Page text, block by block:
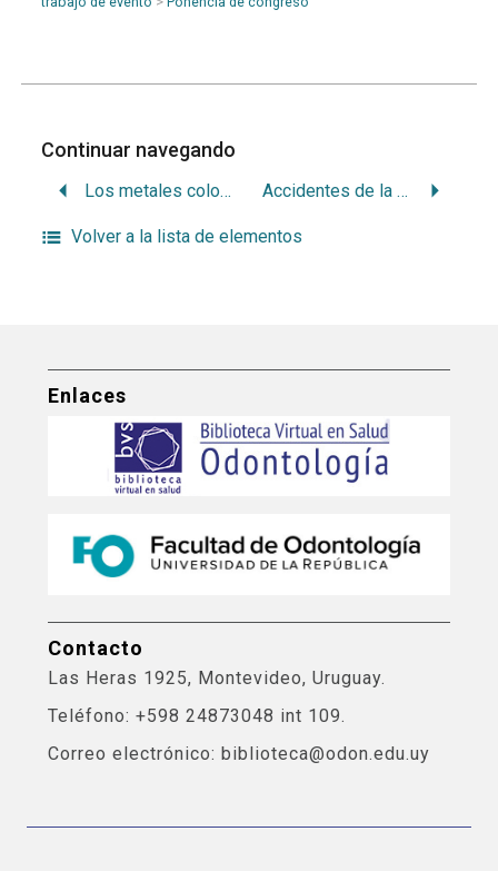
Continuar navegando
Los metales coloidales en odontología Accidentes de la primera dentición
Volver a la lista de elementos
Enlaces
Contacto
Las Heras 1925, Montevideo, Uruguay.
Teléfono: +598 24873048 int 109.
Correo electrónico: biblioteca@odon.edu.uy